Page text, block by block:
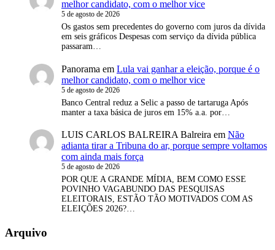
melhor candidato, com o melhor vice
5 de agosto de 2026
Os gastos sem precedentes do governo com juros da dívida
em seis gráficos Despesas com serviço da dívida pública
passaram…
Panorama em Lula vai ganhar a eleição, porque é o
melhor candidato, com o melhor vice
5 de agosto de 2026
Banco Central reduz a Selic a passo de tartaruga Após
manter a taxa básica de juros em 15% a.a. por…
LUIS CARLOS BALREIRA Balreira em Não
adianta tirar a Tribuna do ar, porque sempre voltamos
com ainda mais força
5 de agosto de 2026
POR QUE A GRANDE MÍDIA, BEM COMO ESSE
POVINHO VAGABUNDO DAS PESQUISAS
ELEITORAIS, ESTÃO TÃO MOTIVADOS COM AS
ELEIÇÕES 2026?…
Arquivo